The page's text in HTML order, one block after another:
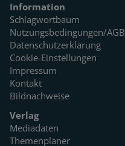
Information
Schlagwortbaum
Nutzungsbedingungen/AGB
Datenschutzerklärung
Cookie-Einstellungen
Impressum
Kontakt
Bildnachweise
Verlag
Mediadaten
Themenplaner